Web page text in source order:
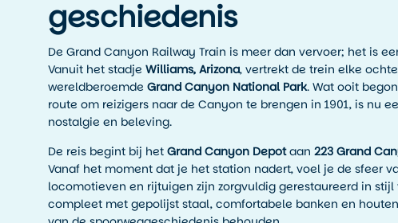
geschiedenis
De Grand Canyon Railway Train is meer dan vervoer; het is
Vanuit het stadje Williams, Arizona, vertrekt de trein elke
wereldberoemde Grand Canyon National Park. Wat ooit
route om reizigers naar de Canyon te brengen in 1901, is nu
nostalgie en beleving.
De reis begint bij het Grand Canyon Depotaan 223 Grand
Vanaf het moment dat je het station nadert, voel je de sfeer
locomotieven en rijtuigen zijn zorgvuldig gerestaureerd in
compleet met gepolijst staal, comfortabele banken en